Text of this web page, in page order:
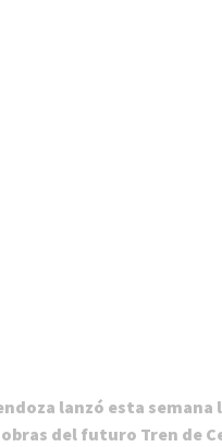
lanzó esta semana
del futuro Tren de